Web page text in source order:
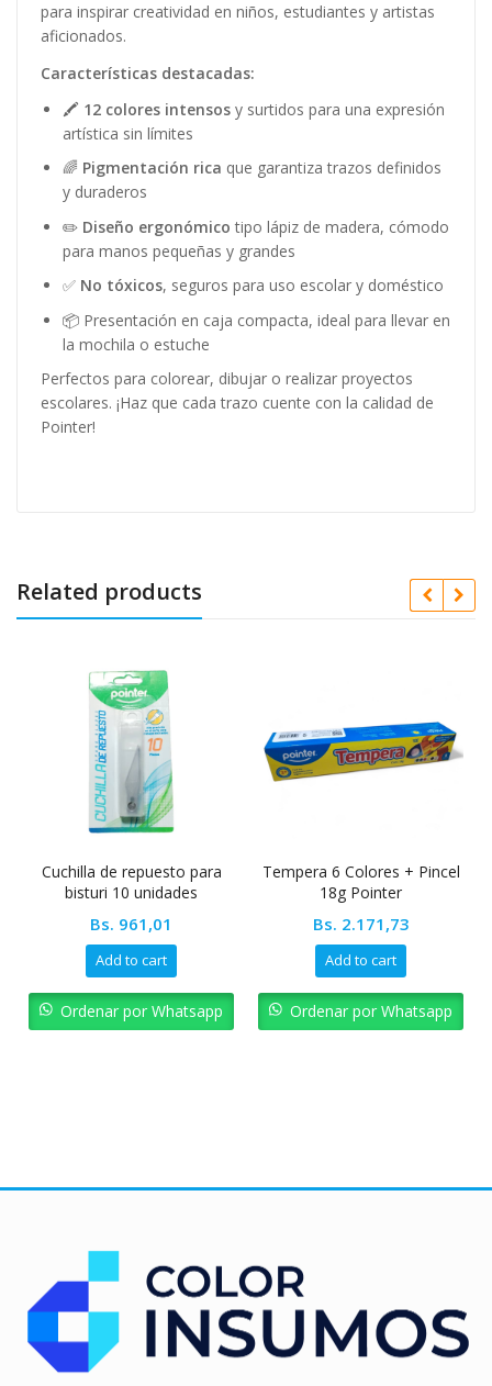
para inspirar creatividad en niños, estudiantes y artistas
aficionados.
Características destacadas:
🖍 12 colores intensos y surtidos para una expresión
artística sin límites
🌈 Pigmentación rica que garantiza trazos definidos
y duraderos
✏️ Diseño ergonómico tipo lápiz de madera, cómodo
para manos pequeñas y grandes
✅ No tóxicos, seguros para uso escolar y doméstico
📦 Presentación en caja compacta, ideal para llevar en
la mochila o estuche
Perfectos para colorear, dibujar o realizar proyectos
escolares. ¡Haz que cada trazo cuente con la calidad de
Pointer!
Related products
Cuchilla de repuesto para
bisturi 10 unidades
Bs.961,01
Add to cart
Ordenar por Whatsapp
Tempera 6 Colores + Pincel
18g Pointer
Bs.2.171,73
Add to cart
Ordenar por Whatsapp